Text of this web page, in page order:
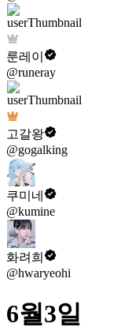
룬레이
@runeray
고갈왕
@gogalking
쿠미네
@kumine
화려희
@hwaryeohi
6월3일